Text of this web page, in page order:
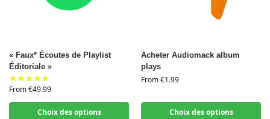
« Faux* Écoutes de Playlist
Éditoriale »
From€49.99
Choix des options
Acheter Audiomack album
plays
From€1.99
Choix des options